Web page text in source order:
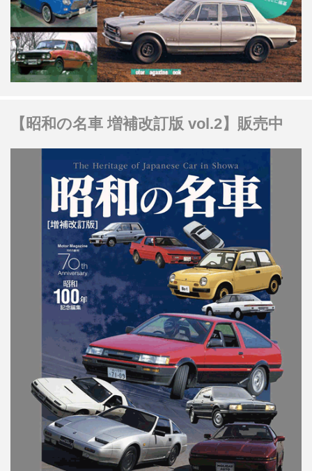
【昭和の名車 増補改訂版 vol.2】販売中